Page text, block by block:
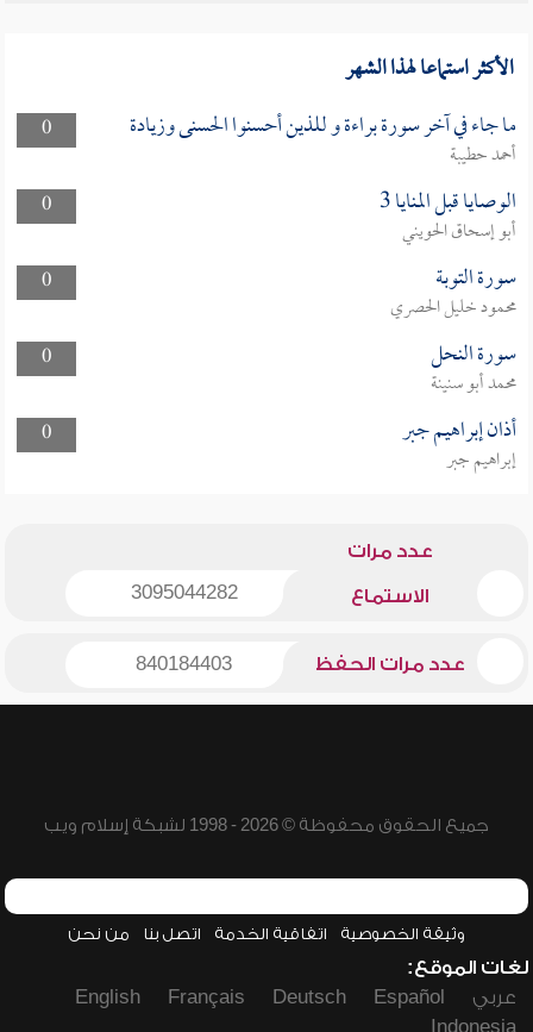
الأكثر استماعا لهذا الشهر
0 ما جاء في آخر سورة براءة و للذين أحسنوا الحسنى وزيادة
أحمد حطيبة
0
الوصايا قبل المنايا 3
أبو إسحاق الحويني
0
سورة التوبة
محمود خليل الحصري
0
سورة النحل
محمد أبو سنينة
0
أذان إبراهيم جبر
إبراهيم جبر
عدد مرات
الاستماع 3095044282
عدد مرات الحفظ 840184403
جميع الحقوق محفوظة © 2026 - 1998 لشبكة إسلام ويب
وثيقة الخصوصية اتفاقية الخدمة اتصل بنا من نحن
لغات الموقع:
عربي
Español
Deutsch
Français
English
Indonesia